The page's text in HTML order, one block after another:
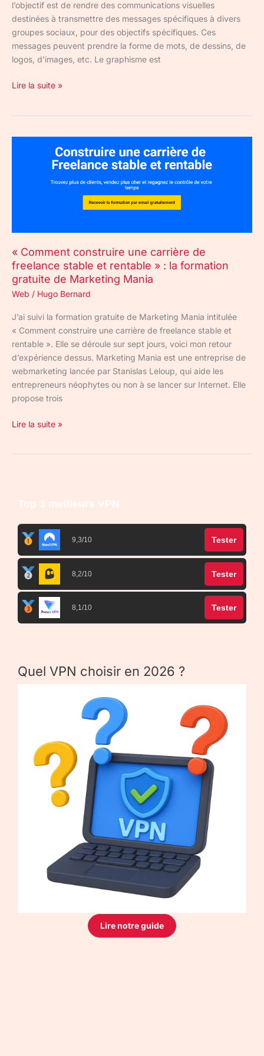
l’objectif est de rendre des communications visuelles
destinées à transmettre des messages spécifiques à divers
groupes sociaux, pour des objectifs spécifiques. Ces
messages peuvent prendre la forme de mots, de dessins, de
logos, d’images, etc. Le graphisme est
Lire la suite »
« Comment construire une carrière de
freelance stable et rentable » : la formation
gratuite de Marketing Mania
Web / Hugo Bernard
J’ai suivi la formation gratuite de Marketing Mania intitulée
« Comment construire une carrière de freelance stable et
rentable ». Elle se déroule sur sept jours, voici mon retour
d’expérience dessus. Marketing Mania est une entreprise de
webmarketing lancée par Stanislas Leloup, qui aide les
entrepreneurs néophytes ou non à se lancer sur Internet. Elle
propose trois
rentable »
:
la
formation
de
Marketing
Mania
Lire la suite »
Top 3 meilleurs VPN
9,3/10 Tester
8,2/10 Tester
8,1/10 Tester
Quel VPN choisir en 2026 ?
Lire notre guide